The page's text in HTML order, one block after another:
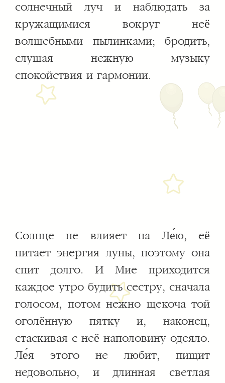
солнечный луч и наблюдать за
кружащимися вокруг неё
волшебными пылинками; бродить,
слушая нежную музыку
спокойствия и гармонии.
Солнце не влияет на Ле́ю, её
питает энергия луны, поэтому она
спит долго. И Мие приходится
каждое утро будить сестру, сначала
голосом, потом нежно щекоча той
оголённую пятку и, наконец,
стаскивая с неё наполовину одеяло.
Ле́я этого не любит, пищит
недовольно, и длинная светлая